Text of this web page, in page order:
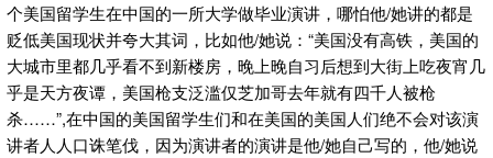
个美国留学生在中国的一所大学做毕业演讲，哪怕他/她讲的都是
贬低美国现状并夸大其词，比如他/她说：“美国没有高铁，美国的
大城市里都几乎看不到新楼房，晚上晚自习后想到大街上吃夜宵几
乎是天方夜谭，美国枪支泛滥仅芝加哥去年就有四千人被枪
杀……”,在中国的美国留学生们和在美国的美国人们绝不会对该演
讲者人人口诛笔伐，因为演讲者的演讲是他/她自己写的，他/她说